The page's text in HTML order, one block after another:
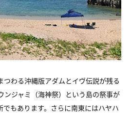
つわる沖縄版アダムとイヴ伝説が残る
ンジャミ（海神祭）という島の祭事が
でもあります。さらに南東にはハヤハ